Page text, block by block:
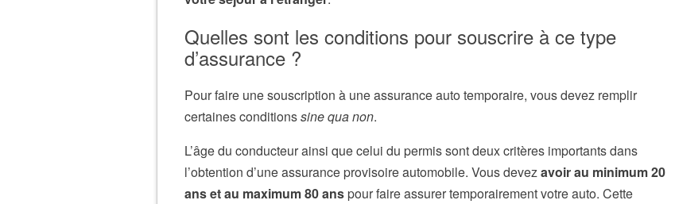
Quelles sont les conditions pour souscrire à ce type
d’assurance ?
Pour faire une souscription à une assurance auto temporaire, vous devez remplir
certaines conditionssine qua non.
L’âge du conducteur ainsi que celui du permis sont deux critères importants dans
l’obtention d’une assurance provisoire automobile. Vous devezavoirau minimum 20
ans et au maximum 80 anspour faire assurer temporairement votre auto. Cette